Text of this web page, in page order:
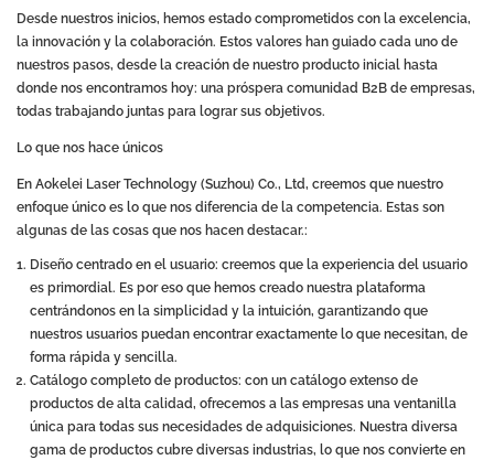
Desde nuestros inicios, hemos estado comprometidos con la excelencia,
la innovación y la colaboración. Estos valores han guiado cada uno de
nuestros pasos, desde la creación de nuestro producto inicial hasta
donde nos encontramos hoy: una próspera comunidad B2B de empresas,
todas trabajando juntas para lograr sus objetivos.
Lo que nos hace únicos
En Aokelei Laser Technology (Suzhou) Co., Ltd, creemos que nuestro
enfoque único es lo que nos diferencia de la competencia. Estas son
algunas de las cosas que nos hacen destacar.:
Diseño centrado en el usuario: creemos que la experiencia del usuario
es primordial. Es por eso que hemos creado nuestra plataforma
centrándonos en la simplicidad y la intuición, garantizando que
nuestros usuarios puedan encontrar exactamente lo que necesitan, de
forma rápida y sencilla.
Catálogo completo de productos: con un catálogo extenso de
productos de alta calidad, ofrecemos a las empresas una ventanilla
única para todas sus necesidades de adquisiciones. Nuestra diversa
gama de productos cubre diversas industrias, lo que nos convierte en